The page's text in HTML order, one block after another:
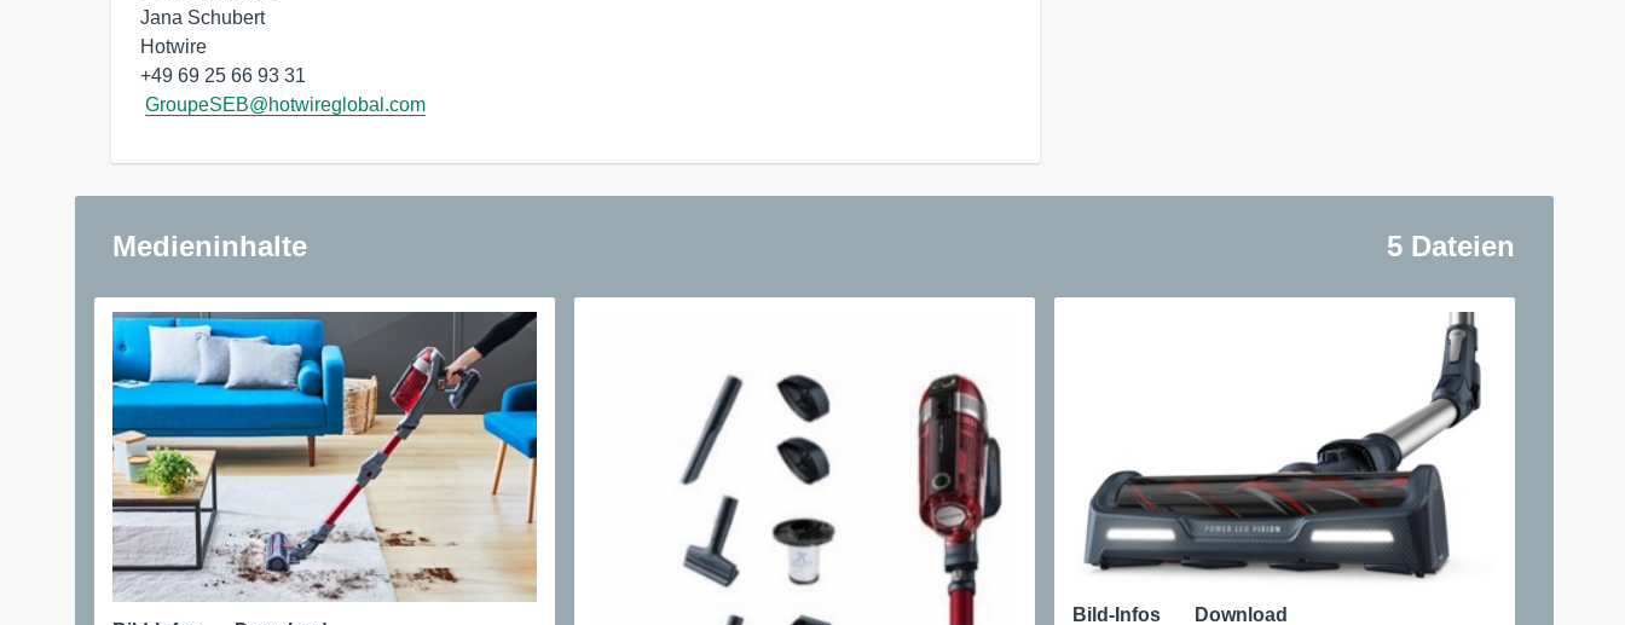
Jana Schubert
Hotwire
+49 69 25 66 93 31
GroupeSEB@hotwireglobal.com
Medieninhalte 5 Dateien
Bild-Infos Download